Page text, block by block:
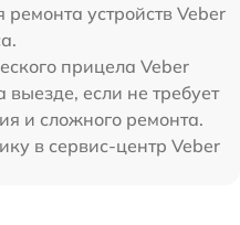
устройств Veber
прицела Veber
если не требует
и сложного ремонта.
в сервис-центр Veber